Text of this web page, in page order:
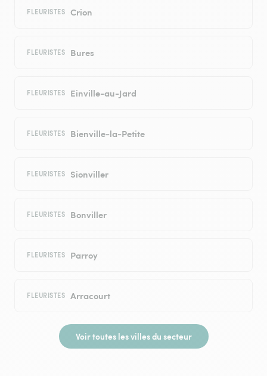
FLEURISTES Crion
FLEURISTES Bures
FLEURISTES Einville-au-Jard
FLEURISTES Bienville-la-Petite
FLEURISTES Sionviller
FLEURISTES Bonviller
FLEURISTES Parroy
FLEURISTES Arracourt
Voir toutes les villes du secteur